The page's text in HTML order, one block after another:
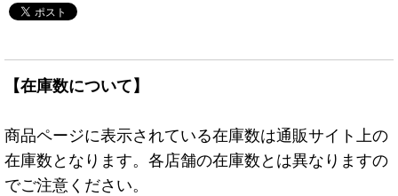
【在庫数について】
商品ページに表示されている在庫数は通販サイト上の
在庫数となります。各店舗の在庫数とは異なりますの
でご注意ください。